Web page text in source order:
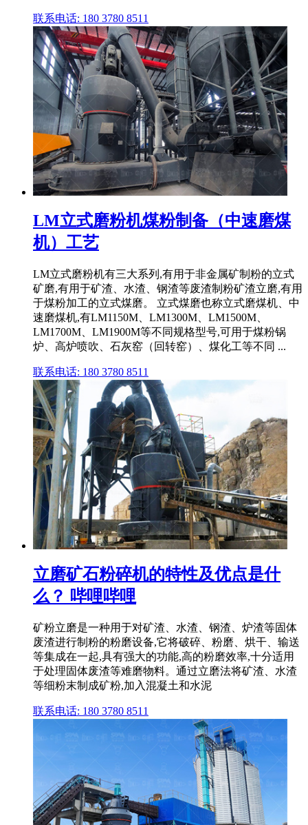
联系电话: 180 3780 8511
LM立式磨粉机煤粉制备（中速磨煤
机）工艺
LM立式磨粉机有三大系列,有用于非金属矿制粉的立式
矿磨,有用于矿渣、水渣、钢渣等废渣制粉矿渣立磨,有用
于煤粉加工的立式煤磨。 立式煤磨也称立式磨煤机、中
速磨煤机,有LM1150M、LM1300M、LM1500M、
LM1700M、LM1900M等不同规格型号,可用于煤粉锅
炉、高炉喷吹、石灰窑（回转窑）、煤化工等不同 ...
联系电话: 180 3780 8511
立磨矿石粉碎机的特性及优点是什
么？ 哔哩哔哩
矿粉立磨是一种用于对矿渣、水渣、钢渣、炉渣等固体
废渣进行制粉的粉磨设备,它将破碎、粉磨、烘干、输送
等集成在一起,具有强大的功能,高的粉磨效率,十分适用
于处理固体废渣等难磨物料。通过立磨法将矿渣、水渣
等细粉末制成矿粉,加入混凝土和水泥
联系电话: 180 3780 8511